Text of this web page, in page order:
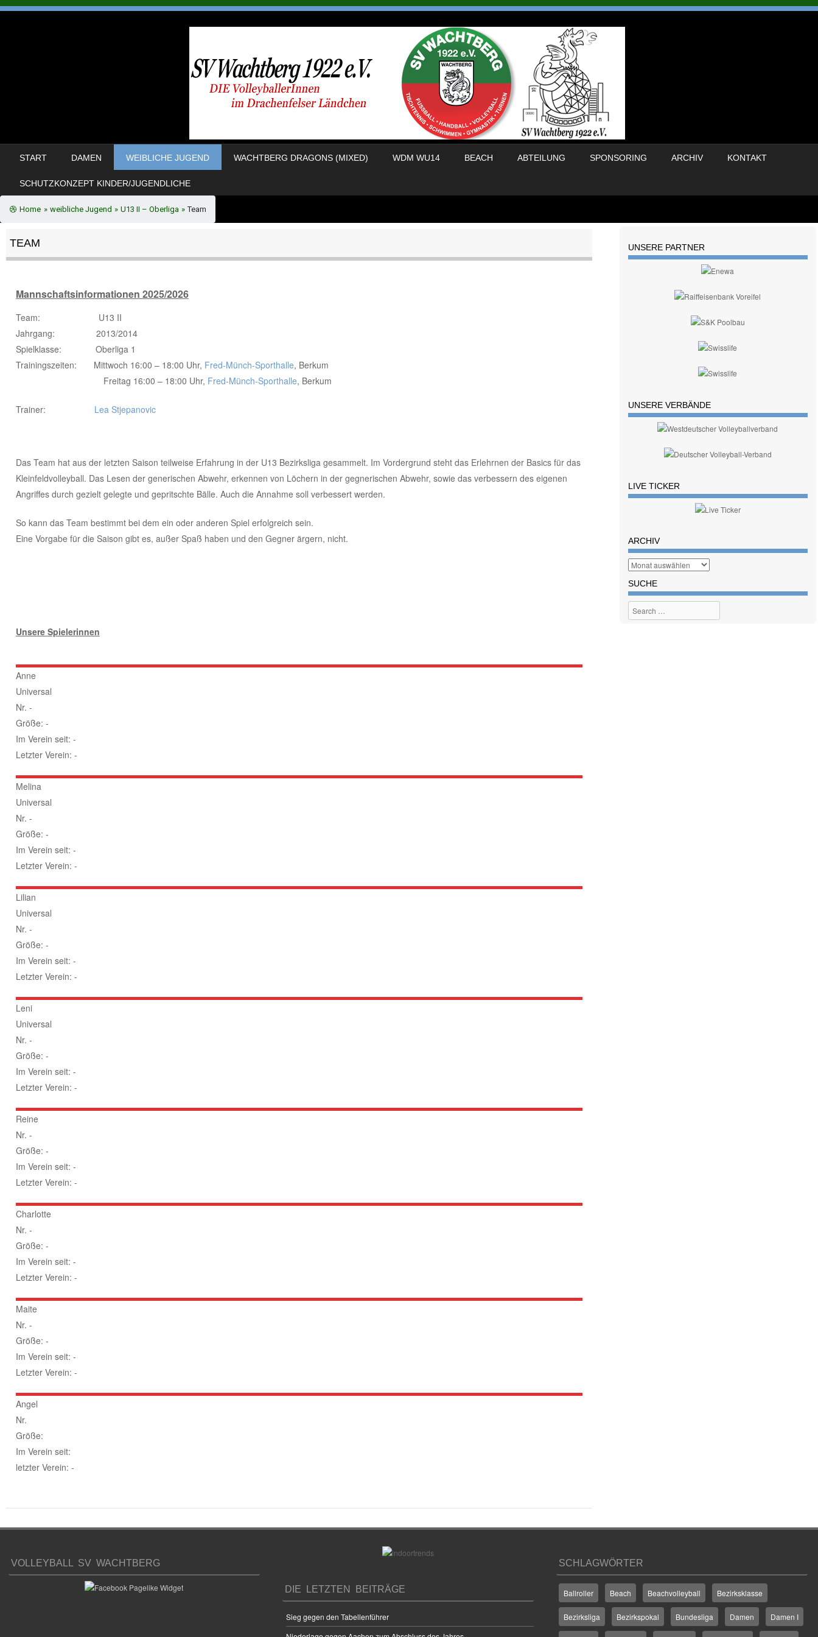
START DAMEN WEIBLICHE JUGEND WACHTBERG DRAGONS (MIXED) WDM WU14 BEACH ABTEILUNG SPONSORING ARCHIV KONTAKT
SCHUTZKONZEPT KINDER/JUGENDLICHE
Home » weibliche Jugend » U13 II – Oberliga » Team
TEAM
Mannschaftsinformationen 2025/2026
Team: U13 II
Jahrgang: 2013/2014
Spielklasse: Oberliga 1
Trainingszeiten: Mittwoch 16:00 – 18:00 Uhr, Fred-Münch-Sporthalle, Berkum
Freitag 16:00 – 18:00 Uhr, Fred-Münch-Sporthalle, Berkum
Trainer: Lea Stjepanovic
Das Team hat aus der letzten Saison teilweise Erfahrung in der U13 Bezirksliga gesammelt. Im Vordergrund steht das Erlehrnen der Basics für das
Kleinfeldvolleyball. Das Lesen der generischen Abwehr, erkennen von Löchern in der gegnerischen Abwehr, sowie das verbessern des eigenen
Angriffes durch gezielt gelegte und gepritschte Bälle. Auch die Annahme soll verbessert werden.
So kann das Team bestimmt bei dem ein oder anderen Spiel erfolgreich sein.
Eine Vorgabe für die Saison gibt es, außer Spaß haben und den Gegner ärgern, nicht.
Unsere Spielerinnen
Anne
Universal
Nr. -
Größe: -
Im Verein seit: -
Letzter Verein: -
Melina
Universal
Nr. -
Größe: -
Im Verein seit: -
Letzter Verein: -
Lilian
Universal
Nr. -
Größe: -
Im Verein seit: -
Letzter Verein: -
Leni
Universal
Nr. -
Größe: -
Im Verein seit: -
Letzter Verein: -
Reine
Nr. -
Größe: -
Im Verein seit: -
Letzter Verein: -
Charlotte
Nr. -
Größe: -
Im Verein seit: -
Letzter Verein: -
Maite
Nr. -
Größe: -
Im Verein seit: -
Letzter Verein: -
Angel
Nr.
Größe:
Im Verein seit:
letzter Verein: -
UNSERE PARTNER
UNSERE VERBÄNDE
LIVE TICKER
ARCHIV
SUCHE
Search
VOLLEYBALL SV WACHTBERG
DIE LETZTEN BEITRÄGE
Sieg gegen den Tabellenführer
SCHLAGWÖRTER
Ballroller Beach Beachvolleyball Bezirksklasse
Bezirksliga Bezirkspokal Bundesliga Damen Damen I